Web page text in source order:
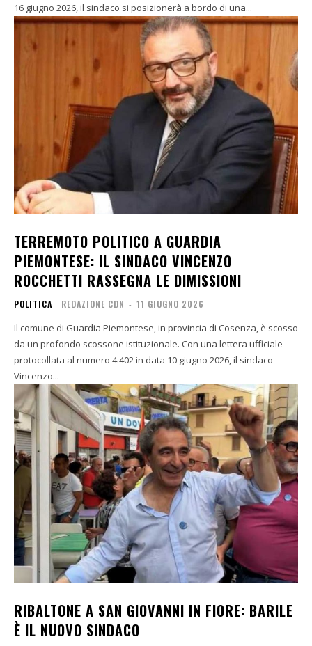
16 giugno 2026, il sindaco si posizionerà a bordo di una...
TERREMOTO POLITICO A GUARDIA
PIEMONTESE: IL SINDACO VINCENZO
ROCCHETTI RASSEGNA LE DIMISSIONI
POLITICA REDAZIONE CDN - 11 GIUGNO 2026
Il comune di Guardia Piemontese, in provincia di Cosenza, è scosso
da un profondo scossone istituzionale. Con una lettera ufficiale
protocollata al numero 4.402 in data 10 giugno 2026, il sindaco
Vincenzo...
RIBALTONE A SAN GIOVANNI IN FIORE: BARILE
È IL NUOVO SINDACO